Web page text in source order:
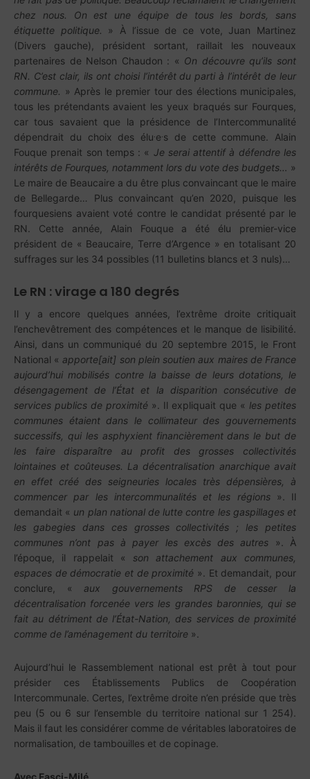
chez nous. On est une équipe de tous les bords, sans
étiquette politique. » À l’issue de ce vote, Juan Martinez
(Divers gauche), président sortant, raillait les nouveaux
partenaires de Nelson Chaudon : « On découvre qu’ils sont
RN. C’est clair, ils ont choisi l’intérêt du parti à l’intérêt de leur
commune. » Après le premier tour des élections municipales,
tous les prétendants avaient les yeux braqués sur Fourques,
car tous savaient que la présidence de l’Intercommunalité
dépendrait du choix des élu.e.s de cette commune. Alain
Fouque prenait son temps : « Je serai attentif à défendre les
intérêts de Fourques, notamment lors du vote des budgets…
»
Le maire de Beaucaire a du être plus convaincant que le maire
de Bellegarde… Plus convaincant qu’en 2020, puisque les
fourquesiens avaient voté contre le candidat présenté par le
RN. Cette année, Alain Fouque a été élu premier-vice
président de « Beaucaire, Terre d’Argence » en totalisant 20
suffrages sur les 34 possibles (11 bulletins blancs et 3 nuls)…
Le RN : virage a 180 degrés
Il y a encore quelques années, l’extrême droite critiquait
l’enchevêtrement des compétences et le manque de lisibilité.
Ainsi, dans un communiqué du 20 septembre 2015, le Front
National «apporte[ait] son plein soutien aux maires de France
aujourd’hui mobilisés contre la baisse de leurs dotations, le
désengagement de l’État et la disparition consécutive de
services publics de proximité ». Il expliquait que « les petites
communes étaient dans le collimateur des gouvernements
successifs, qui les asphyxient financièrement dans le but de
les faire disparaître au profit des grosses collectivités
lointaines et coûteuses. La décentralisation anarchique avait
en effet créé des seigneuries locales très dépensières, à
commencer par les intercommunalités et les régions». Il
demandait « un plan national de lutte contre les gaspillages et
les gabegies dans ces grosses collectivités ; les petites
communes n’ont pas à payer les excès des autres ». À
l’époque, il rappelait «son attachement aux communes,
espaces de démocratie et de proximité ». Et demandait, pour
conclure, «aux gouvernements RPS de cesser la
décentralisation forcenée vers les grandes baronnies, qui se
fait au détriment de l’État-Nation, des services de proximité
comme de l’aménagement du territoire ».
Aujourd’hui le Rassemblement national est prêt à tout pour
présider ces Établissements Publics de Coopération
Intercommunale. Certes, l’extrême droite n’en préside que très
peu (5 ou 6 sur l’ensemble du territoire national sur 1 254).
Mais il faut les considérer comme de véritables laboratoires de
normalisation, de tambouilles et de copinage.